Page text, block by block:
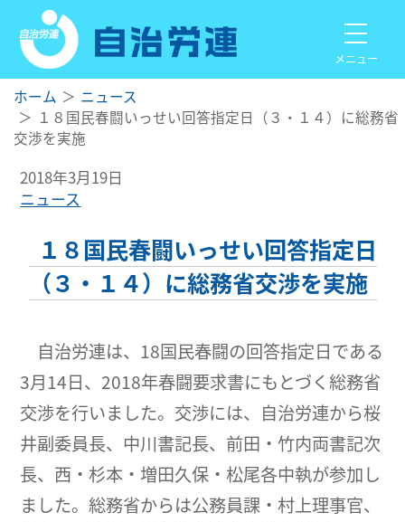
メニュー
ホーム
ニュース
１８国民春闘いっせい回答指定日（３・１４）に総務省
交渉を実施
2018年3月19日
ニュース
１８国民春闘いっせい回答指定日
（３・１４）に総務省交渉を実施
自治労連は、18国民春闘の回答指定日である
3月14日、2018年春闘要求書にもとづく総務省
交渉を行いました。交渉には、自治労連から桜
井副委員長、中川書記長、前田・竹内両書記次
長、西・杉本・増田久保・松尾各中執が参加し
ました。総務省からは公務員課・村上理事官、